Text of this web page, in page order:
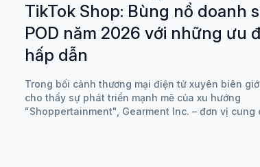
TikTok Shop: Bùng nổ doanh
POD năm 2026 với những ưu
hấp dẫn
Trong bối cảnh thương mại điện tử xuyên biên
cho thấy sự phát triển mạnh mẽ của xu hướng
"Shoppertainment", Gearment Inc. – đơn vị cung